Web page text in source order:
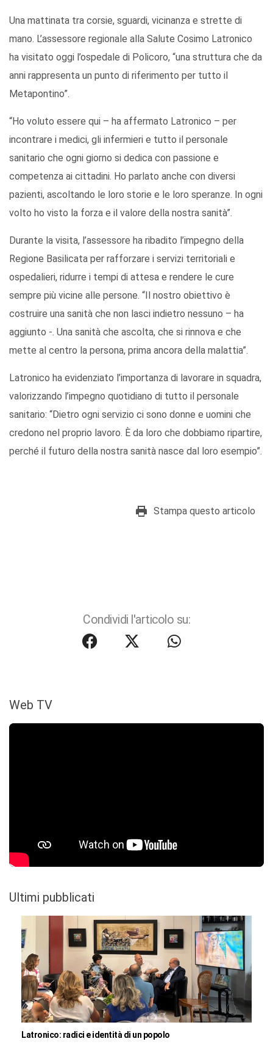
Una mattinata tra corsie, sguardi, vicinanza e strette di
mano. L’assessore regionale alla Salute Cosimo Latronico
ha visitato oggi l’ospedale di Policoro, “una struttura che da
anni rappresenta un punto di riferimento per tutto il
Metapontino”.
“Ho voluto essere qui – ha affermato Latronico – per
incontrare i medici, gli infermieri e tutto il personale
sanitario che ogni giorno si dedica con passione e
competenza ai cittadini. Ho parlato anche con diversi
pazienti, ascoltando le loro storie e le loro speranze. In ogni
volto ho visto la forza e il valore della nostra sanità”.
Durante la visita, l’assessore ha ribadito l’impegno della
Regione Basilicata per rafforzare i servizi territoriali e
ospedalieri, ridurre i tempi di attesa e rendere le cure
sempre più vicine alle persone. “Il nostro obiettivo è
costruire una sanità che non lasci indietro nessuno – ha
aggiunto -. Una sanità che ascolta, che si rinnova e che
mette al centro la persona, prima ancora della malattia”.
Latronico ha evidenziato l’importanza di lavorare in squadra,
valorizzando l’impegno quotidiano di tutto il personale
sanitario: “Dietro ogni servizio ci sono donne e uomini che
credono nel proprio lavoro. È da loro che dobbiamo ripartire,
perché il futuro della nostra sanità nasce dal loro esempio”.
Stampa questo articolo
Condividi l'articolo su:
Web TV
Ultimi pubblicati
Latronico: radici e identità di un popolo